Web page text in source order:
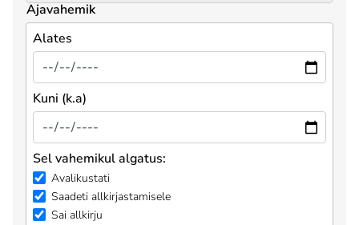
Ajavahemik
Alates
Kuni (k.a)
Sel vahemikul algatus:
Avalikustati
Saadeti allkirjastamisele
Sai allkirju